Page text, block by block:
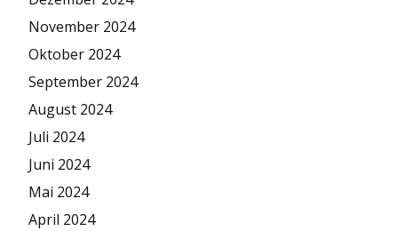
November 2024
Oktober 2024
September 2024
August 2024
Juli 2024
Juni 2024
Mai 2024
April 2024